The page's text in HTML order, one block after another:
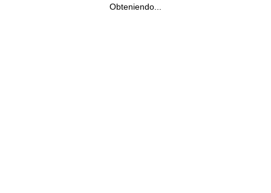
Obteniendo...